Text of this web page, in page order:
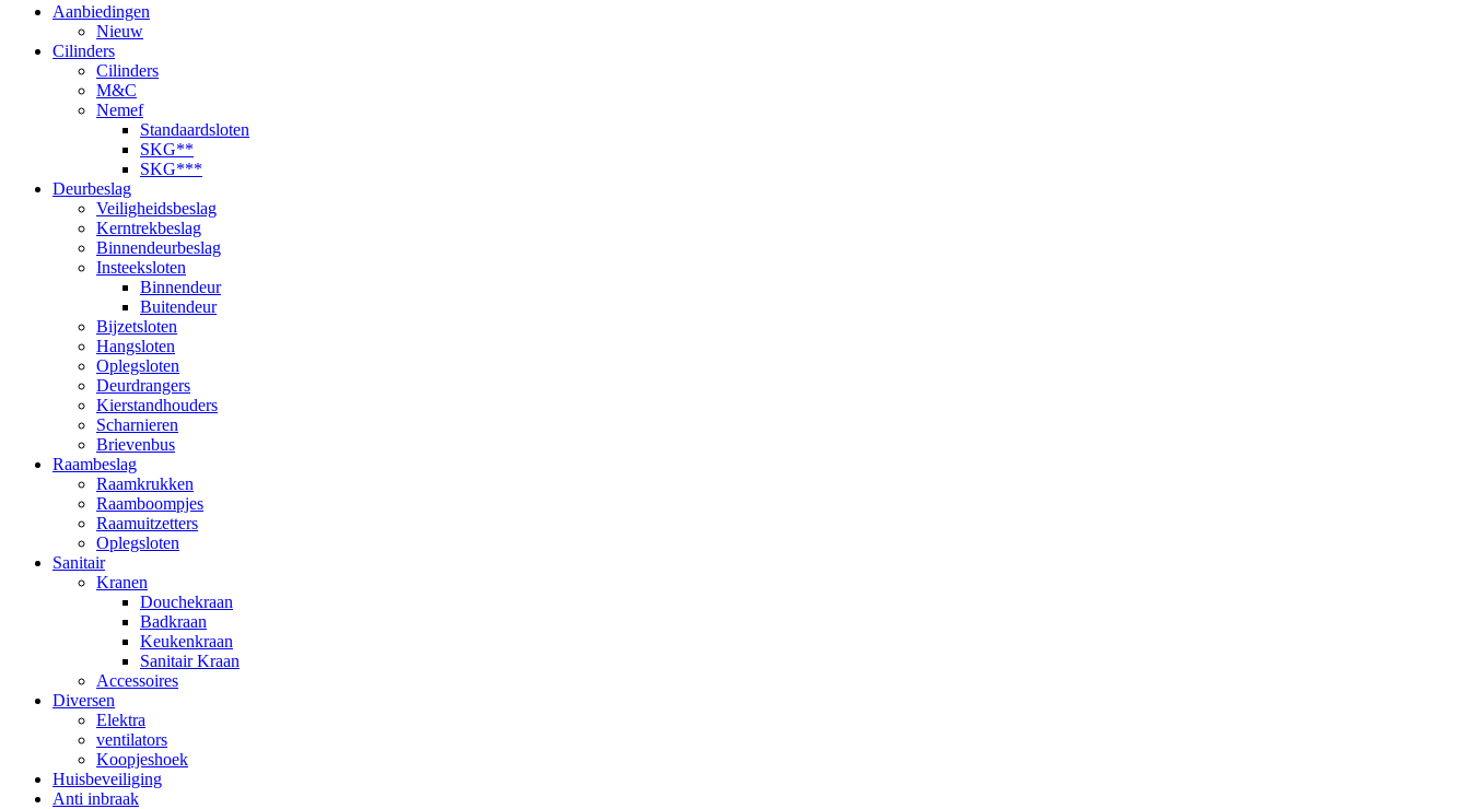
Aanbiedingen
Nieuw
Cilinders
Cilinders
M&C
Nemef
Standaardsloten
SKG**
SKG***
Deurbeslag
Veiligheidsbeslag
Kerntrekbeslag
Binnendeurbeslag
Insteeksloten
Binnendeur
Buitendeur
Bijzetsloten
Hangsloten
Oplegsloten
Deurdrangers
Kierstandhouders
Scharnieren
Brievenbus
Raambeslag
Raamkrukken
Raamboompjes
Raamuitzetters
Oplegsloten
Sanitair
Kranen
Douchekraan
Badkraan
Keukenkraan
Sanitair Kraan
Accessoires
Diversen
Elektra
ventilators
Koopjeshoek
Huisbeveiliging
Anti inbraak